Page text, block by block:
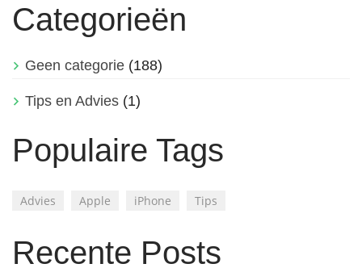
Categorieën
Geen categorie (188)
Tips en Advies (1)
Populaire Tags
Advies Apple iPhone Tips
Recente Posts